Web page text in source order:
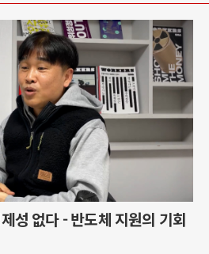
성 없다 - 반도체 지원의 기회